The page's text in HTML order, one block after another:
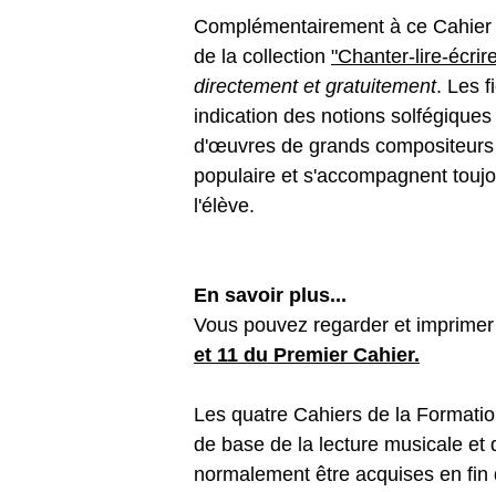
Complémentairement à ce
de la collection "Chanter-lire-
directement et gratuitement. Les
indication des notions
d'œuvres de grands
populaire et s'accompagnent
l'élève.
En savoir plus...
Vous pouvez regarder et
et 11 du Premier Cahier.
Les quatre Cahiers de la
de base de la lecture musicale et
normalement être acquises en